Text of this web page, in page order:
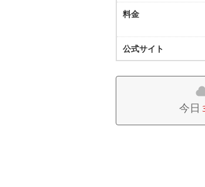
料金
公式サイト
今日